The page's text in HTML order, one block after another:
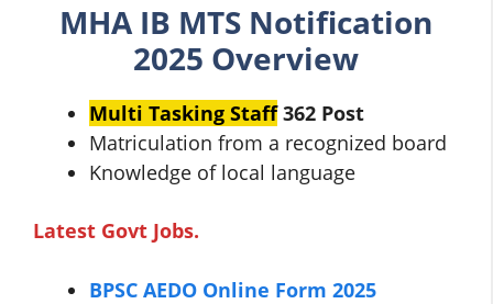
MHA IB MTS Notification
2025 Overview
Multi Tasking Staff 362 Post
Matriculation from a recognized board
Knowledge of local language
Latest Govt Jobs.
BPSC AEDO Online Form 2025